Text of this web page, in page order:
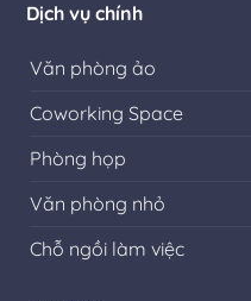
Dịch vụ chính
Văn phòng ảo
Coworking Space
Phòng họp
Văn phòng nhỏ
Chỗ ngồi làm việc